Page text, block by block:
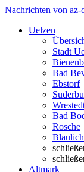
Nachrichten von az-
Uelzen
Stadt
Bad
Ebstorf
Bad
Rosche
Altmark